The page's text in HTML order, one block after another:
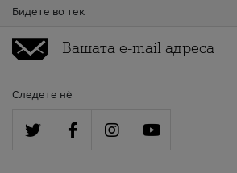
Бидете во тек
Следете нè